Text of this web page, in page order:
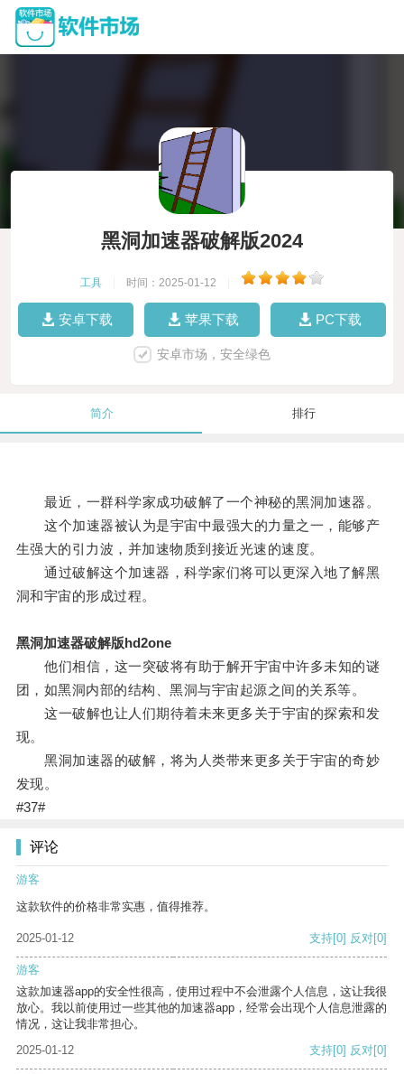
黑洞加速器破解版2024
工具 时间：2025-01-12
安卓下载 苹果下载 PC下载
安卓市场，安全绿色
简介 排行
最近，一群科学家成功破解了一个神秘的黑洞加速器。
这个加速器被认为是宇宙中最强大的力量之一，能够产
生强大的引力波，并加速物质到接近光速的速度。
通过破解这个加速器，科学家们将可以更深入地了解黑
洞和宇宙的形成过程。
黑洞加速器破解版hd2one
他们相信，这一突破将有助于解开宇宙中许多未知的谜
团，如黑洞内部的结构、黑洞与宇宙起源之间的关系等。
这一破解也让人们期待着未来更多关于宇宙的探索和发
现。
黑洞加速器的破解，将为人类带来更多关于宇宙的奇妙
发现。
#37#
评论
游客
这款软件的价格非常实惠，值得推荐。
2025-01-12 支持[0] 反对[0]
游客
这款加速器app的安全性很高，使用过程中不会泄露个人信息，这让我很
放心。我以前使用过一些其他的加速器app，经常会出现个人信息泄露的
情况，这让我非常担心。
2025-01-12
支持[0] 反对[0]